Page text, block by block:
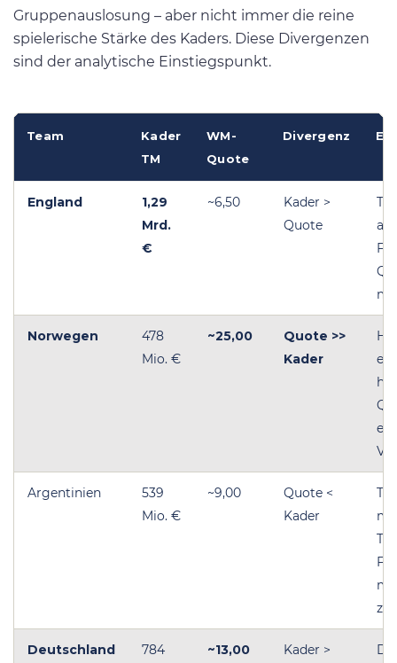
Gruppenauslosung – aber nicht immer die reine
spielerische Stärke des Kaders. Diese Divergenzen
sind der analytische Einstiegspunkt.
Team
Kader
TM
WM-
Quote
Divergenz
England
1,29
Mrd.
€
~6,50
Kader >
Quote
Norwegen
478
Mio. €
~25,00
Quote >>
Kader
Argentinien
539
Mio. €
~9,00
Quote <
Kader
zu
Deutschland
784
~13,00
Kader >